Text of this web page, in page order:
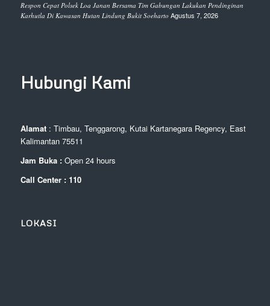
Respon Cepat Polsek Loa Janan Bersama Tim Gabungan Lakukan Pendinginan
Karhutla Di Kawasan Hutan Lindung Bukit Soeharto Agustus 7, 2026
Hubungi Kami
Alamat: Timbau, Tenggarong, Kutai Kartanegara Regency, East
Kalimantan 75511
Jam Buka : Open 24 hours
Call Center : 110
LOKASI